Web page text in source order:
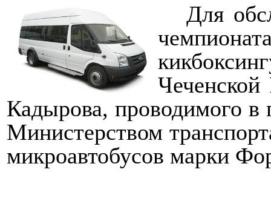
Для
Кадырова, проводимого в
Министерством
микроавтобусов марки